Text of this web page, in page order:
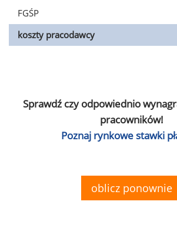
FGŚP
koszty pracodawcy
Sprawdź czy odpowiednio
pracowników!
Poznaj rynkowe stawki
oblicz ponownie